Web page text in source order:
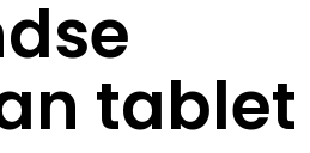
tablet